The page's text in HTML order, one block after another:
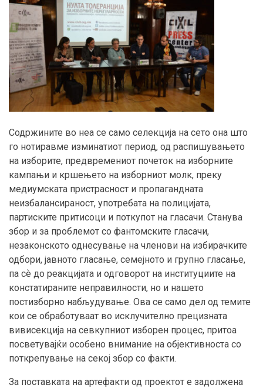
Содржините во неа се само селекција на сето она што
го нотиравме изминатиот период, од распишувањето
на изборите, предвремениот почеток на изборните
кампањи и кршењето на изборниот молк, преку
медиумската пристрасност и пропагандната
неизбалансираност, употребата на полицијата,
партиските притисоци и поткупот на гласачи. Станува
збор и за проблемот со фантомските гласачи,
незаконското однесување на членови на избирачките
одбори, јавното гласање, семејното и групно гласање,
па сѐ до реакцијата и одговорот на институциите на
констатираните неправилности, но и нашето
постизборно набљудување. Ова се само дел од темите
кои се обработуваат во исклучително прецизната
вивисекција на севкупниот изборен процес, притоа
посветувајќи особено внимание на објективноста со
поткрепување на секој збор со факти.
За поставката на артефакти од проектот е задолжена